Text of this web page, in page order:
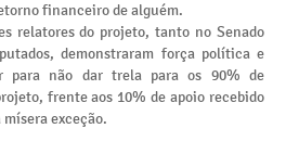
financeiro de alguém.
relatores do projeto, tanto no Senado
demonstraram força política e
para não dar trela para os 90% de
frente aos 10% de apoio recebido
exceção.